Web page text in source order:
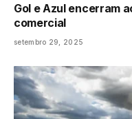
Gol e Azul encerram
comercial
setembro 29, 2025